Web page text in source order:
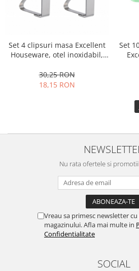
Set 4 clipsuri masa Excellent
Houseware, otel inoxidabil,
30,25 RON
18,15 RON
Set
Nu rata ofertele si
Vreau sa primesc newsletter
magazinului. Afla mai multe in
Confidentialitate
SOCIAL